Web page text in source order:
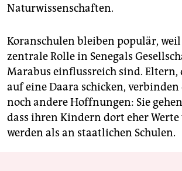
Naturwissenschaften.
Koranschulen bleiben populär,
zentrale Rolle in Senegals
Marabus einflussreich sind.
auf eine Daara schicken,
noch andere Hoffnungen: Sie
dass ihren Kindern dort eher
werden als an staatlichen Schulen.